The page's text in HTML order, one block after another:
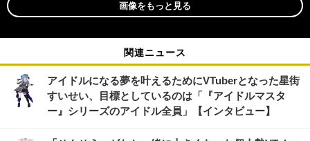
画像をもっと見る
関連ニュース
アイドルになる夢を叶えるためにVTuberとなった星街
すいせい、目標としているのは「『アイドルマスタ
ー』シリーズのアイドル全員」【インタビュー】